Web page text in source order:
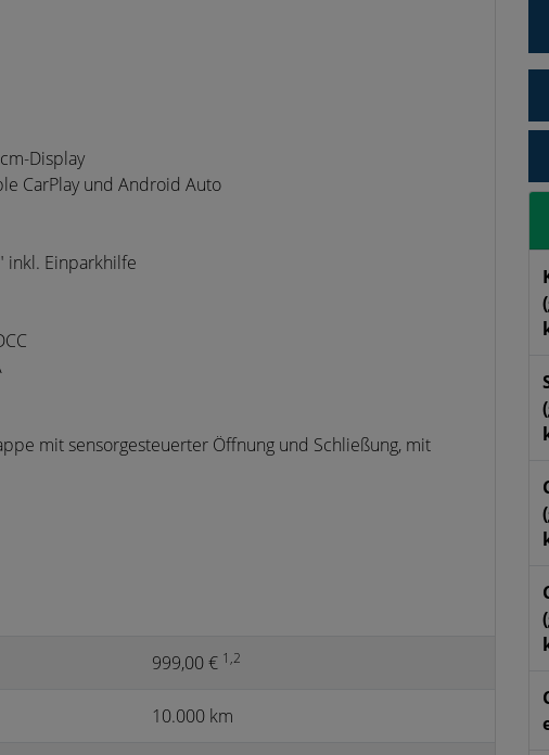
Display
CarPlay und Android Auto
inkl. Einparkhilfe
mit sensorgesteuerter Öffnung und Schließung, mit
999,00 € 1,2
10.000 km